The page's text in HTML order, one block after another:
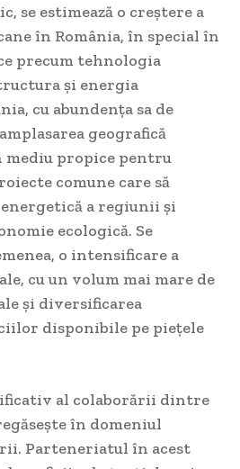
se estimează o creștere a
în România, în special în
precum tehnologia
și energia
cu abundența sa de
geografică
mediu propice pentru
comune care să
a regiunii și
ecologică. Se
o intensificare a
cu un volum mai mare de
și diversificarea
disponibile pe piețele
al colaborării dintre
în domeniul
Parteneriatul în acest